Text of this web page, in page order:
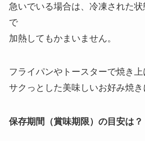
急いでいる場合は、冷凍された
で
加熱してもかまいません。
フライパンやトースターで焼き上
サクっとした美味しいお好み焼き
保存期間（賞味期限）の目安は？